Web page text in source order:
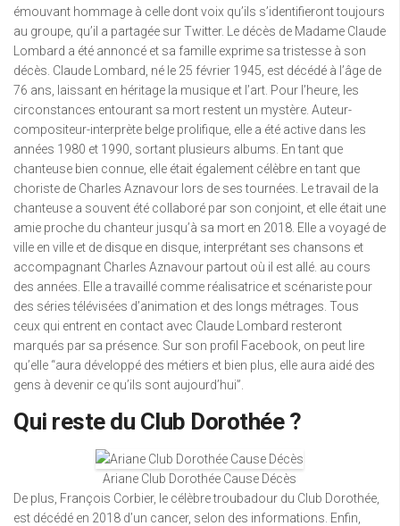
émouvant hommage à celle dont voix qu’ils s’identifieront toujours
au groupe, qu’il a partagée sur Twitter. Le décès de Madame Claude
Lombard a été annoncé et sa famille exprime sa tristesse à son
décès. Claude Lombard, né le 25 février 1945, est décédé à l’âge de
76 ans, laissant en héritage la musique et l’art. Pour l’heure, les
circonstances entourant sa mort restent un mystère. Auteur-
compositeur-interprète belge prolifique, elle a été active dans les
années 1980 et 1990, sortant plusieurs albums. En tant que
chanteuse bien connue, elle était également célèbre en tant que
choriste de Charles Aznavour lors de ses tournées. Le travail de la
chanteuse a souvent été collaboré par son conjoint, et elle était une
amie proche du chanteur jusqu’à sa mort en 2018. Elle a voyagé de
ville en ville et de disque en disque, interprétant ses chansons et
accompagnant Charles Aznavour partout où il est allé. au cours
des années. Elle a travaillé comme réalisatrice et scénariste pour
des séries télévisées d’animation et des longs métrages. Tous
ceux qui entrent en contact avec Claude Lombard resteront
marqués par sa présence. Sur son profil Facebook, on peut lire
qu’elle “aura développé des métiers et bien plus, elle aura aidé des
gens à devenir ce qu’ils sont aujourd’hui”.
Qui reste du Club Dorothée ?
Ariane Club Dorothée Cause Décès
De plus, François Corbier, le célèbre troubadour du Club Dorothée,
est décédé en 2018 d’un cancer, selon des informations. Enfin,